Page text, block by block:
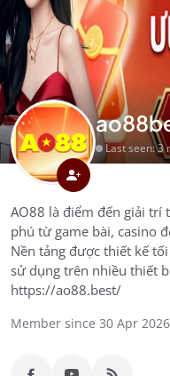
Last seen: 3
AO88 là điểm đến giải trí
phú từ game bài, casino
Nền tảng được thiết kế
sử dụng trên nhiều thiết
https://ao88.best/
Member since 30 Apr 2026